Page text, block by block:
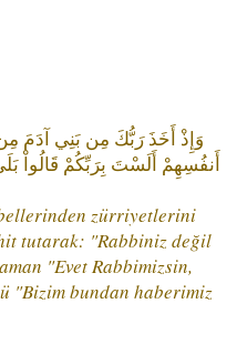
وَإِذْ أَخَذَ رَبُّكَ مِن بَنِي آدَمَ
أَنفُسِهِمْ أَلَسْتَ بِرَبِّكُمْ قَالُواْ
zürriyetlerini
tutarak: "Rabbiniz değil
"Evet Rabbimizsin,
"Bizim bundan haberimiz